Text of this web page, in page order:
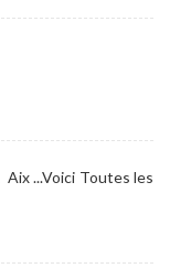
...Voici Toutes les